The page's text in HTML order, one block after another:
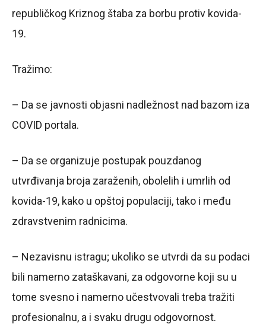
republičkog Kriznog štaba za borbu protiv kovida-
19.
Tražimo:
– Da se javnosti objasni nadležnost nad bazom iza
COVID portala.
– Da se organizuje postupak pouzdanog
utvrđivanja broja zaraženih, obolelih i umrlih od
kovida-19, kako u opštoj populaciji, tako i među
zdravstvenim radnicima.
– Nezavisnu istragu; ukoliko se utvrdi da su podaci
bili namerno zataškavani, za odgovorne koji su u
tome svesno i namerno učestvovali treba tražiti
profesionalnu, a i svaku drugu odgovornost.